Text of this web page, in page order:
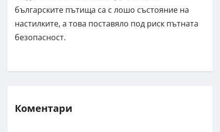
българските пътища са с лошо състояние на
настилките, а това поставяло под риск пътната
безопасност.
Коментари